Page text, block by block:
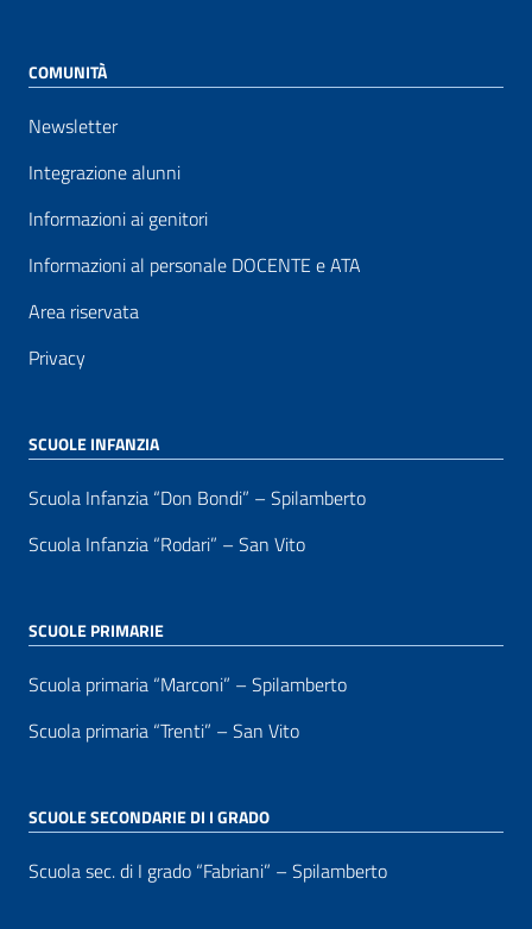
COMUNITÀ
Newsletter
Integrazione alunni
Informazioni ai genitori
Informazioni al personale DOCENTE e ATA
Area riservata
Privacy
SCUOLE INFANZIA
Scuola Infanzia “Don Bondi” – Spilamberto
Scuola Infanzia “Rodari” – San Vito
SCUOLE PRIMARIE
Scuola primaria “Marconi” – Spilamberto
Scuola primaria “Trenti” – San Vito
SCUOLE SECONDARIE DI I GRADO
Scuola sec. di I grado “Fabriani” – Spilamberto